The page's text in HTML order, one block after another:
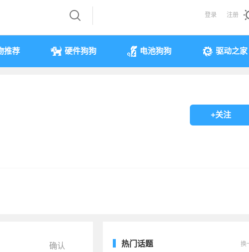
登录 注册
推荐 硬件狗狗 电池狗狗 驱动之家
+关注
热门话题 换